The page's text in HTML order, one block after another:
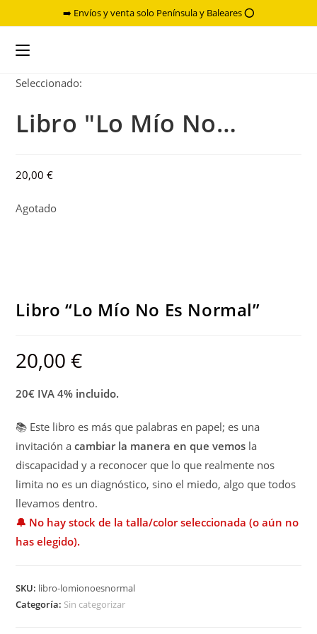
al
contenido
➡️ Envíos y venta solo Península y Baleares ⭕️
Seleccionado:
Libro "Lo Mío No…
20,00€
Agotado
Libro “Lo Mío No Es Normal”
20,00€
20€ IVA 4% incluido.
📚 Este libro es más que palabras en papel; es una
invitación acambiar la manera en que vemos la
discapacidad y a reconocer que lo que realmente nos
limita no es un diagnóstico, sino el miedo, algo que todos
llevamos dentro.
🔔 No hay stock de la talla/color seleccionada (o aún no
has elegido).
SKU: libro-lomionoesnormal
Categoría: Sin categorizar